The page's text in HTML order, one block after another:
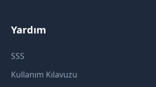
Yardım
SSS
Kullanım Kılavuzu